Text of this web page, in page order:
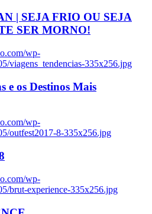
| SEJA FRIO OU SEJA
SER MORNO!
wp-
viagens_tendencias-335x256.jpg
e os Destinos Mais
wp-
outfest2017-8-335x256.jpg
wp-
brut-experience-335x256.jpg